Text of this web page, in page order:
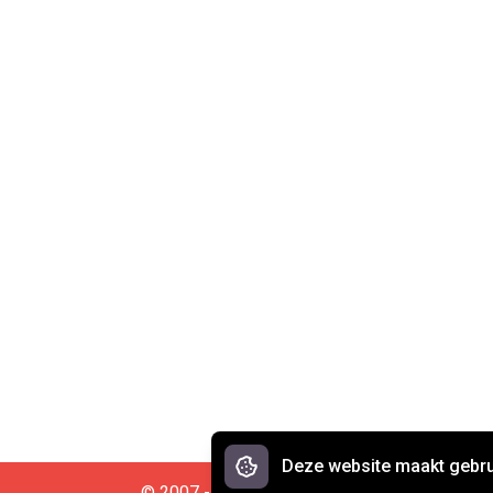
Deze website maakt